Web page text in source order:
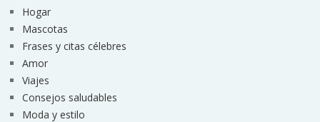
Hogar
Mascotas
Frases y citas célebres
Amor
Viajes
Consejos saludables
Moda y estilo